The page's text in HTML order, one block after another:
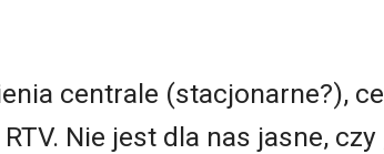
centrale (stacjonarne?),
Nie jest dla nas jasne, czy